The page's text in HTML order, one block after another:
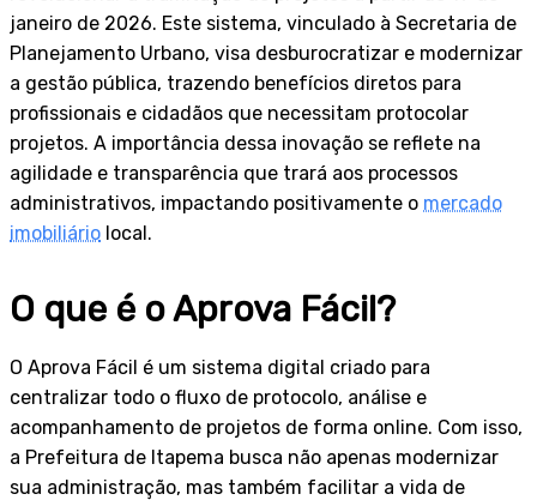
janeiro de 2026. Este sistema, vinculado à Secretaria de
Planejamento Urbano, visa desburocratizar e modernizar
a gestão pública, trazendo benefícios diretos para
profissionais e cidadãos que necessitam protocolar
projetos. A importância dessa inovação se reflete na
agilidade e transparência que trará aos processos
administrativos, impactando positivamente o mercado
imobiliário local.
O que é o Aprova Fácil?
O Aprova Fácil é um sistema digital criado para
centralizar todo o fluxo de protocolo, análise e
acompanhamento de projetos de forma online. Com isso,
a Prefeitura de Itapema busca não apenas modernizar
sua administração, mas também facilitar a vida de